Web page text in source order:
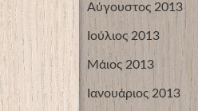
Αύγουστος 2013
Ιούλιος 2013
Μάιος 2013
Ιανουάριος 2013